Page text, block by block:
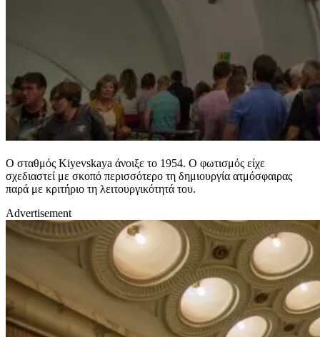
Ο σταθμός Kiyevskaya άνοιξε το 1954. Ο φωτισμός είχε
σχεδιαστεί με σκοπό περισσότερο τη δημιουργία ατμόσφαιρας
παρά με κριτήριο τη λειτουργικότητά του.
Advertisement